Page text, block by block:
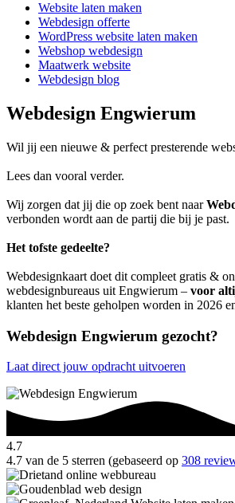
Website laten maken
Webdesign offerte
WordPress website laten maken
Webshop webdesign
Maatwerk website
Webdesign blog
Webdesign Engwierum
Wil jij een nieuwe & perfect presterende
Lees dan vooral verder.
Wij zorgen dat jij die op zoek bent naar
verbonden wordt aan de partij die bij je past.
Het tofste gedeelte?
Webdesignkaart doet dit compleet gratis &
webdesignbureaus uit Engwierum – voor
klanten het beste geholpen worden in 2026
Webdesign Engwierum gezocht?
Laat direct jouw opdracht uitvoeren
4.7
4.7 van de 5 sterren (gebaseerd op 308